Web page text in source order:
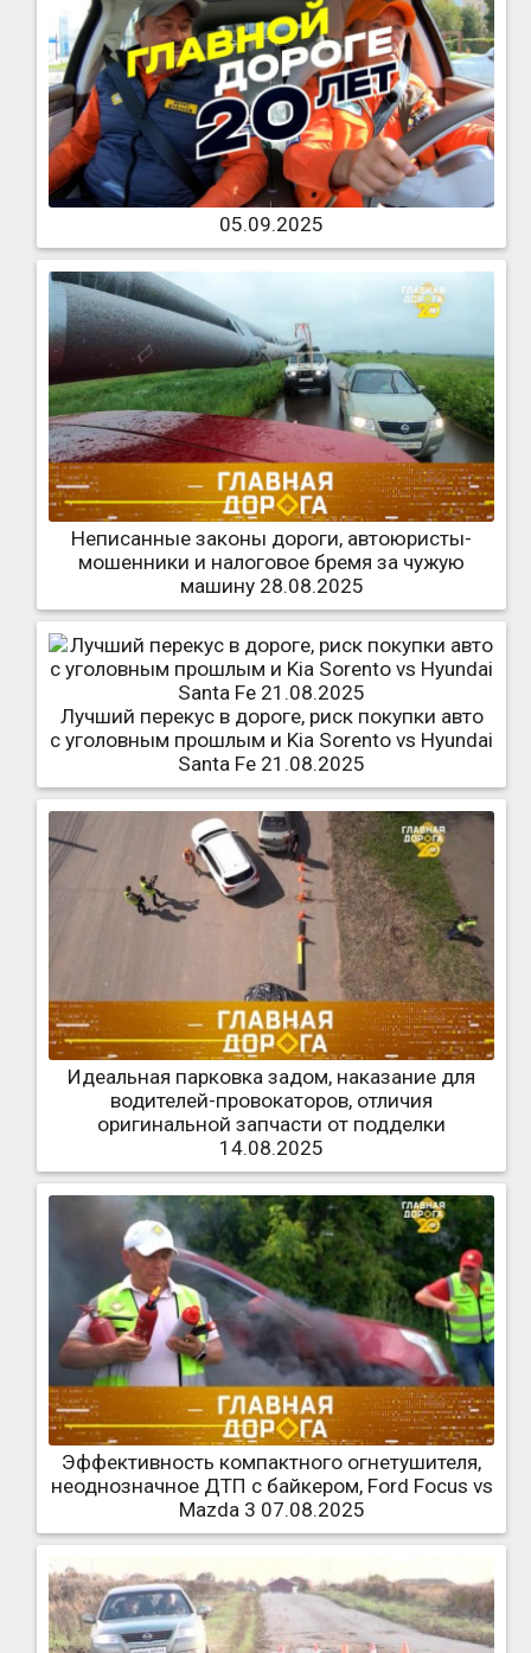
05.09.2025
Неписанные законы дороги, автоюристы-
мошенники и налоговое бремя за чужую
машину 28.08.2025
Лучший перекус в дороге, риск покупки авто
с уголовным прошлым и Kia Sorento vs Hyundai
Santa Fe 21.08.2025
Идеальная парковка задом, наказание для
водителей-провокаторов, отличия
оригинальной запчасти от подделки
14.08.2025
Эффективность компактного огнетушителя,
неоднозначное ДТП с байкером, Ford Focus vs
Mazda 3 07.08.2025